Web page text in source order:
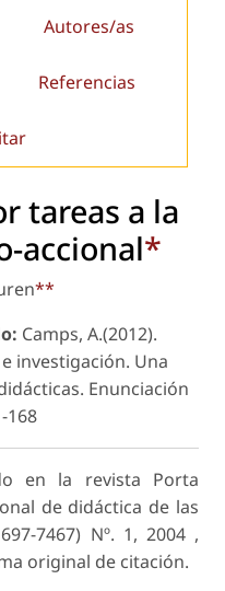
Autores/as
Referencias
tareas a la
accional*
**
Camps, A.(2012).
investigación. Una
Enunciación
168
en la revista Porta
de didáctica de las
7467) Nº. 1, 2004 ,
original de citación.